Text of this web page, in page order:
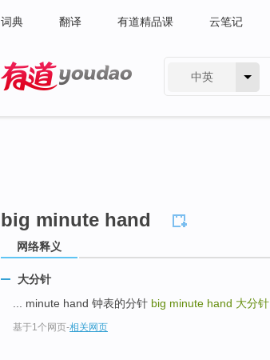
词典 翻译 有道精品课 云笔记
中英
big minute hand
网络释义
大分针
... minute hand 钟表的分针 big minute hand 大分针
基于1个网页-相关网页